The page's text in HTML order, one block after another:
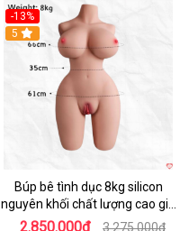
-13%
5
Búp bê tình dục 8kg silicon
nguyên khối chất lượng cao giá
tốt
2.850.000₫ 3.275.000₫